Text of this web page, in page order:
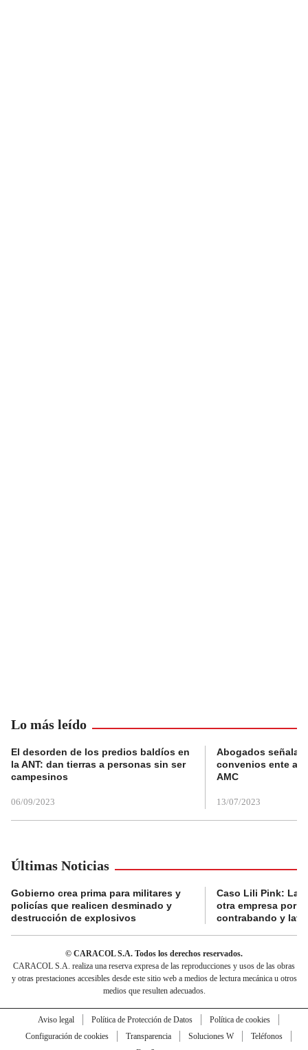
Lo más leído
El desorden de los predios baldíos en
la ANT: dan tierras a personas sin ser
campesinos
06/09/2023
Abogados
convenios ente
AMC
13/07/2023
Últimas Noticias
Gobierno crea prima para militares y
policías que realicen desminado y
destrucción de explosivos
Caso Lili Pink: La
otra empresa por
contrabando y
© CARACOL S.A. Todos los derechos reservados.
CARACOL S.A. realiza una reserva expresa de las reproducciones y usos de las obras
y otras prestaciones accesibles desde este sitio web a medios de lectura mecánica u otros
medios que resulten adecuados.
Aviso legal Política de Protección de Datos
Política de cookies
Configuración de cookies
Transparencia Soluciones W
Teléfonos